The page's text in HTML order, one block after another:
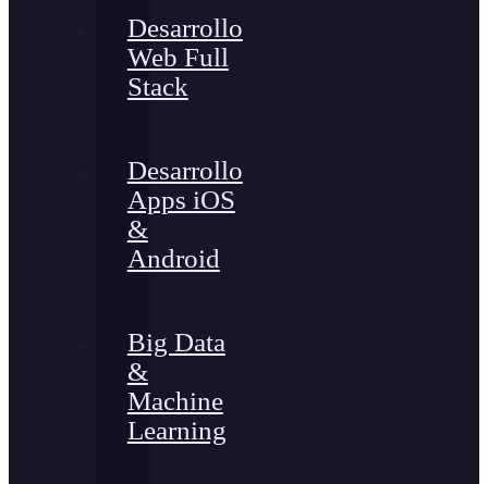
Desarrollo
Web Full
Stack
Desarrollo
Apps iOS
&
Android
Big Data
&
Machine
Learning